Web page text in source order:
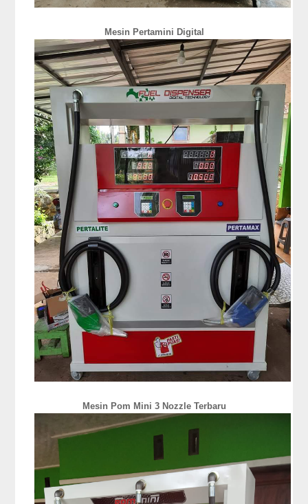
Mesin Pertamini Digital
Mesin Pom Mini 3 Nozzle Terbaru